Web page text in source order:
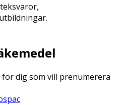
dig som vill prenumerera